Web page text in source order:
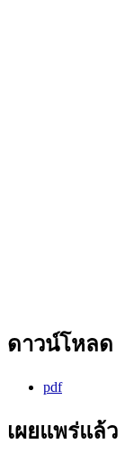
ดาวน์โหลด
pdf
เผยแพร่แล้ว